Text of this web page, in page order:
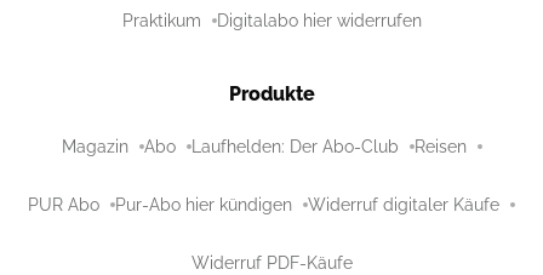
Praktikum Digitalabo hier widerrufen
Produkte
Magazin Abo Laufhelden: Der Abo-Club Reisen
PUR Abo Pur-Abo hier kündigen Widerruf digitaler Käufe
Widerruf PDF-Käufe